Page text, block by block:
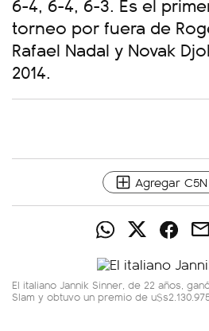
torneo por fuera de
Rafael Nadal y Novak
2014.
Agregar
El italiano Jannik Sinner, de 22 años,
Slam y obtuvo un premio de